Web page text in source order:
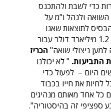
כדי לשבת ולהתכנס
ולנהל ו"מ על
לתוצאות שאנו
מכריזים עליהם היום- מעל ל 1.2 מיליארד דולר עבור
למען ניצולי שואה" הכריז
התביעות. " לא יכולנו
היום – לפעול כדי
לחיות את חייו בכבוד
כל אחד מאותם מנהיגים
ספציפי זה בהיסטוריה".